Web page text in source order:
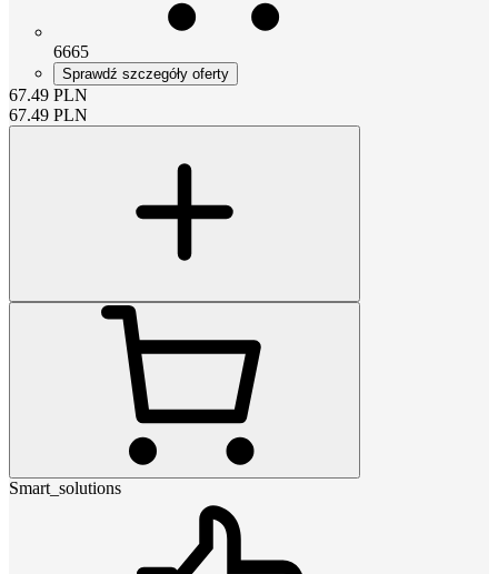
6665
Sprawdź szczegóły oferty
67.49 PLN
67.49 PLN
Smart_solutions